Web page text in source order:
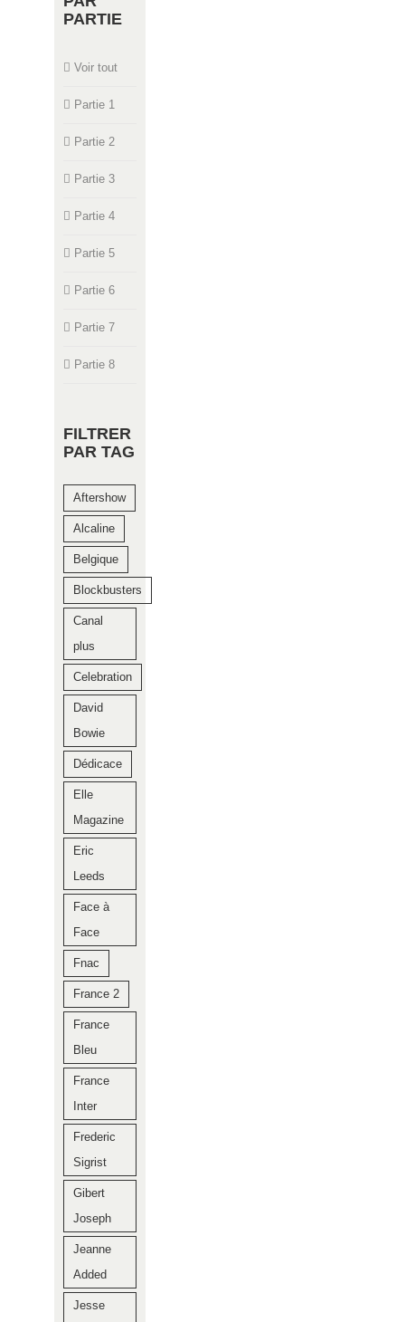
PARTIE
Voir tout
Partie 1
Partie 2
Partie 3
Partie 4
Partie 5
Partie 6
Partie 7
Partie 8
FILTRER
PAR TAG
Aftershow
Alcaline
Belgique
Blockbusters
Canal
plus
Celebration
David
Bowie
Dédicace
Elle
Magazine
Eric
Leeds
Face à
Face
Fnac
France 2
France
Bleu
France
Inter
Frederic
Sigrist
Gibert
Joseph
Jeanne
Added
Jesse